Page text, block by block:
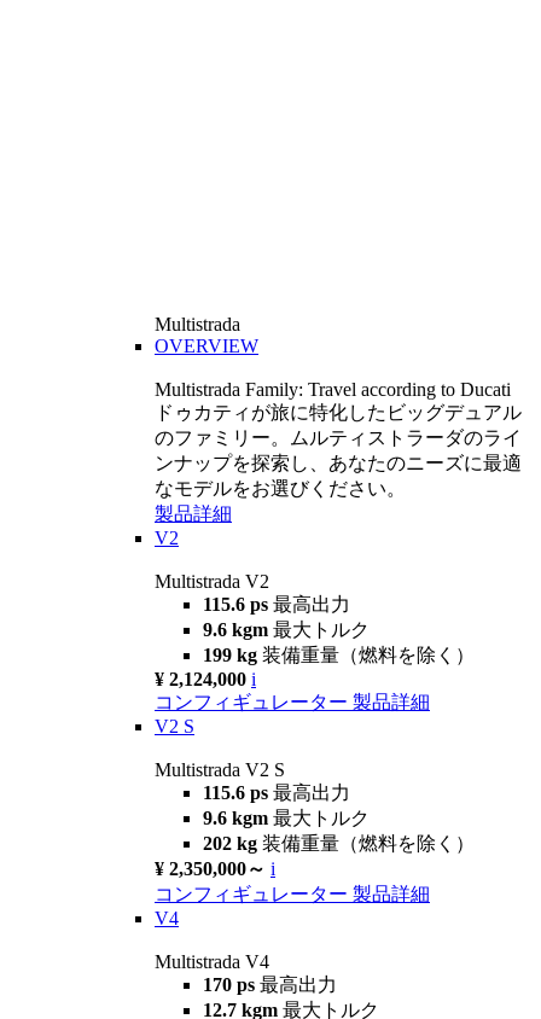
Multistrada
OVERVIEW
Multistrada Family: Travel according to Ducati
ドゥカティが旅に特化したビッグデュアル
のファミリー。ムルティストラーダのライ
ンナップを探索し、あなたのニーズに最適
なモデルをお選びください。
製品詳細
V2
Multistrada V2
115.6 ps 最高出力
9.6 kgm 最大トルク
199 kg 装備重量（燃料を除く）
¥ 2,124,000 i
コンフィギュレーター 製品詳細
V2 S
Multistrada V2 S
115.6 ps 最高出力
9.6 kgm 最大トルク
202 kg 装備重量（燃料を除く）
¥ 2,350,000～ i
コンフィギュレーター 製品詳細
V4
Multistrada V4
170 ps 最高出力
12.7 kgm 最大トルク